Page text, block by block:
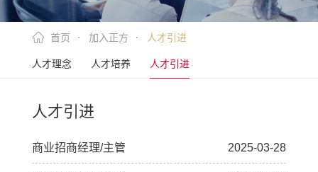
首页 加入正方 人才引进
人才理念 人才培养 人才引进
人才引进
2025-03-28
商业招商经理/主管